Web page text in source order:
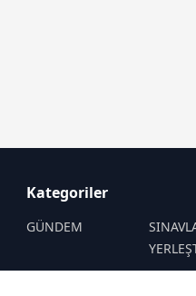
Kategoriler
GÜNDEM